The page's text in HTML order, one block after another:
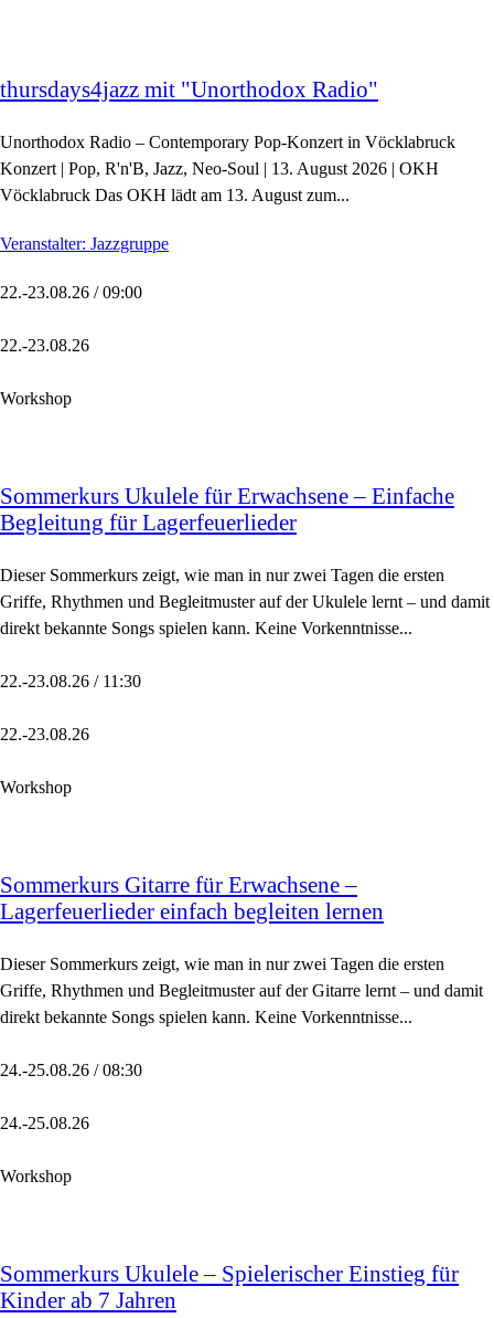
thursdays4jazz mit "Unorthodox Radio"
Unorthodox Radio – Contemporary Pop-Konzert in Vöcklabruck
Konzert | Pop, R'n'B, Jazz, Neo-Soul | 13. August 2026 | OKH
Vöcklabruck Das OKH lädt am 13. August zum...
Veranstalter: Jazzgruppe
22.-23.08.26 / 09:00
22.-23.08.26
Workshop
Sommerkurs Ukulele für Erwachsene – Einfache
Begleitung für Lagerfeuerlieder
Dieser Sommerkurs zeigt, wie man in nur zwei Tagen die ersten
Griffe, Rhythmen und Begleitmuster auf der Ukulele lernt – und damit
direkt bekannte Songs spielen kann. Keine Vorkenntnisse...
22.-23.08.26 / 11:30
22.-23.08.26
Workshop
Sommerkurs Gitarre für Erwachsene –
Lagerfeuerlieder einfach begleiten lernen
Dieser Sommerkurs zeigt, wie man in nur zwei Tagen die ersten
Griffe, Rhythmen und Begleitmuster auf der Gitarre lernt – und damit
direkt bekannte Songs spielen kann. Keine Vorkenntnisse...
24.-25.08.26 / 08:30
24.-25.08.26
Workshop
Sommerkurs Ukulele – Spielerischer Einstieg für
Kinder ab 7 Jahren